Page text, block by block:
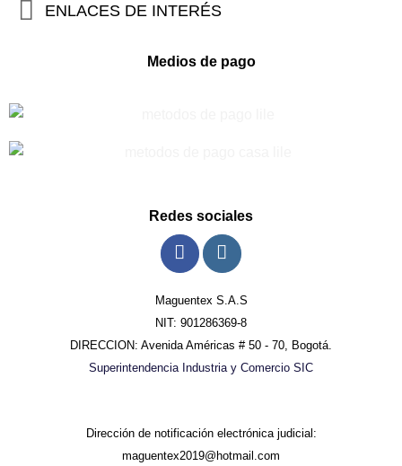
ENLACES DE INTERÉS
Medios de pago
Redes sociales
Maguentex S.A.S
NIT: 901286369-8
DIRECCION: Avenida Américas # 50 - 70, Bogotá.
Superintendencia Industria y Comercio SIC
Dirección de notificación electrónica judicial:
maguentex2019@hotmail.com